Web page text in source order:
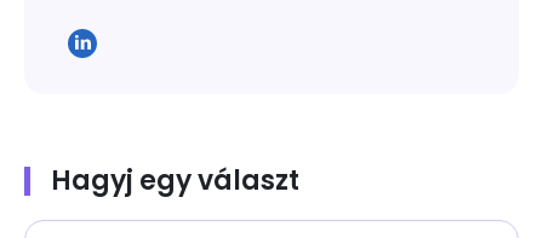
Hagyj egy választ